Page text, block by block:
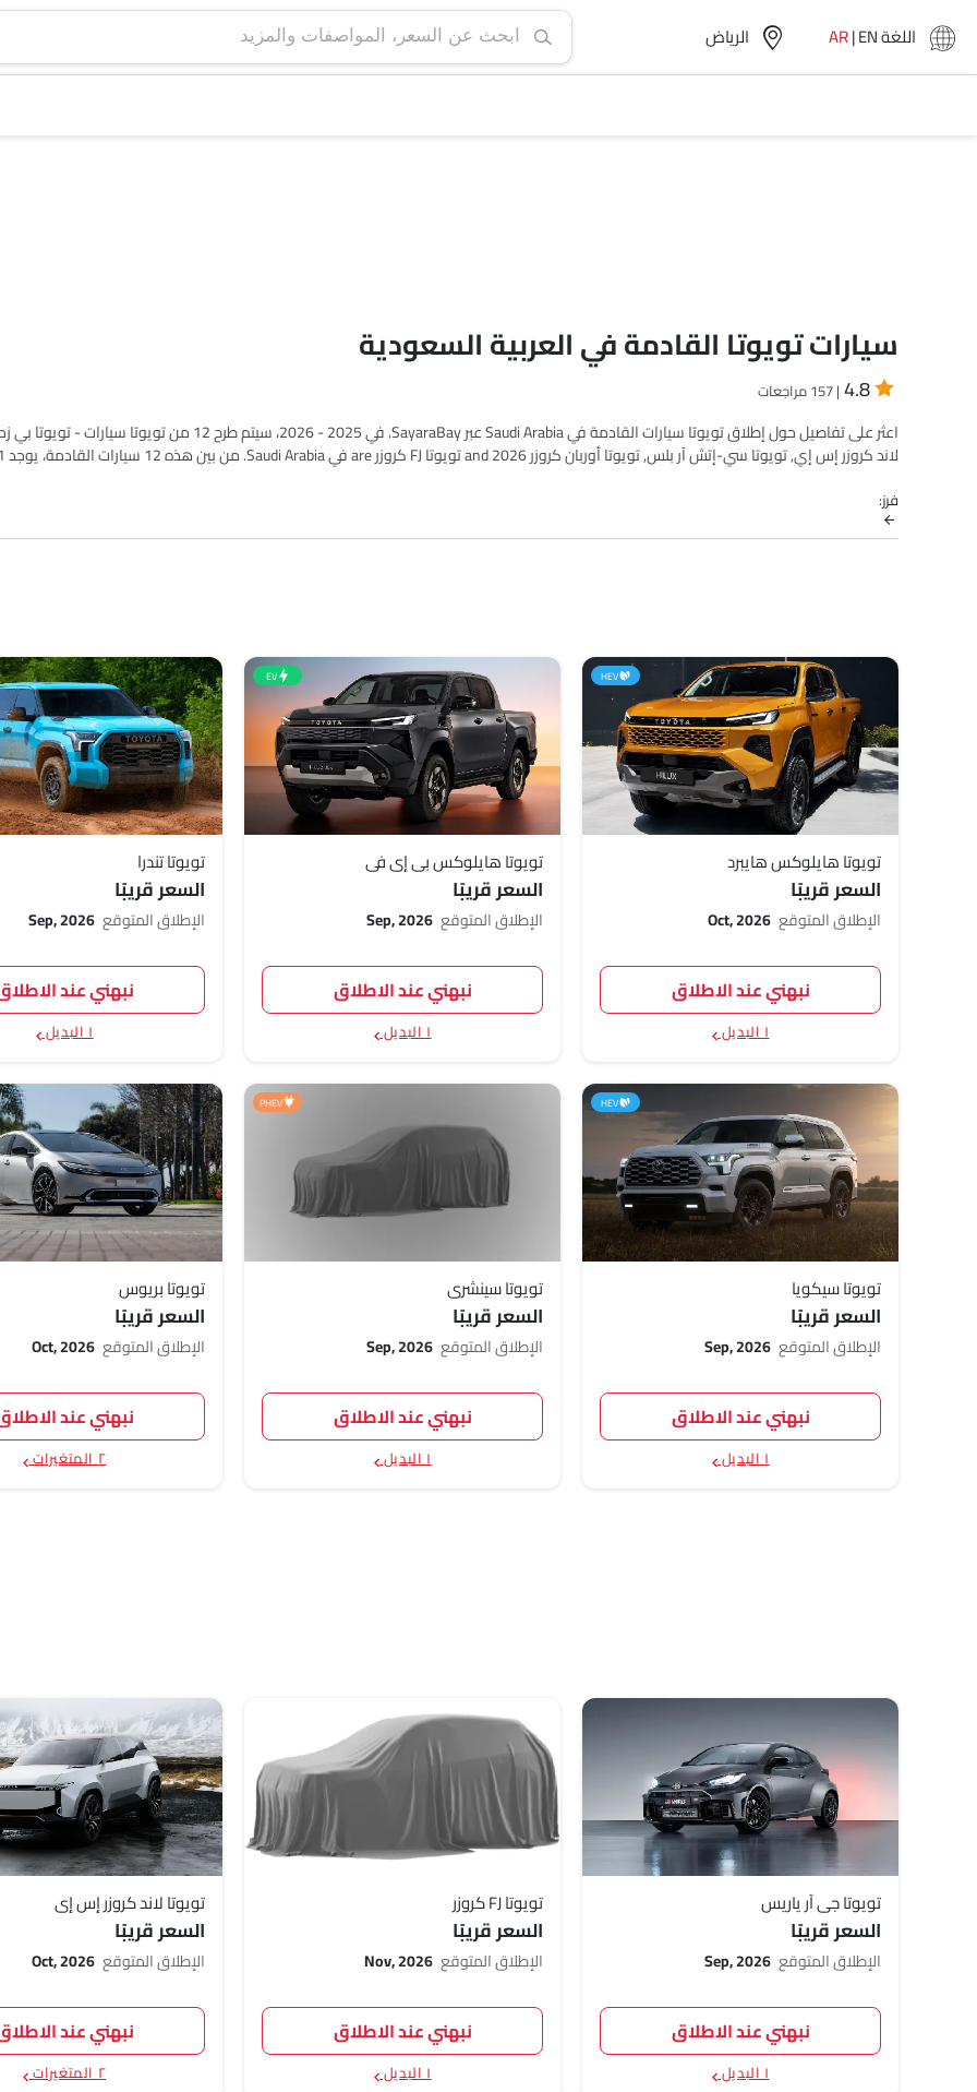
الرياض‎ اللغةEN
|
AR
سيارات تويوتا القادمة في العربية السعودية
4.8 | 157 مراجعات
فرز:
HEV
تويوتا هايلوكس هايبرد
السعر قريبًا
الإطلاق المتوقع Oct, 2026
نبهني عند الاطلاق
١ البديل
EV
تويوتا هايلوكس بي إي في
السعر قريبًا
الإطلاق المتوقع Sep, 2026
نبهني عند الاطلاق
١ البديل
تويوتا تندرا
السعر قريبًا
الإطلاق المتوقع Sep, 2026
نبهني عند
١ البديل
HEV
تويوتا سيكويا
السعر قريبًا
الإطلاق المتوقع Sep, 2026
نبهني عند الاطلاق
١ البديل
PHEV
تويوتا سينشري
السعر قريبًا
الإطلاق المتوقع Sep, 2026
نبهني عند الاطلاق
١ البديل
تويوتا بريوس
السعر قريبًا
الإطلاق المتوقع Oct, 2026
نبهني عند
٢ المتغيرات
تويوتا جي آر ياريس
السعر قريبًا
الإطلاق المتوقع Sep, 2026
نبهني عند الاطلاق
١ البديل
تويوتا FJ كروزر
السعر قريبًا
الإطلاق المتوقع Nov, 2026
نبهني عند الاطلاق
١ البديل
تويوتا لاند كروزر إس إي
السعر قريبًا
الإطلاق المتوقع Oct, 2026
نبهني عند
٢ المتغيرات